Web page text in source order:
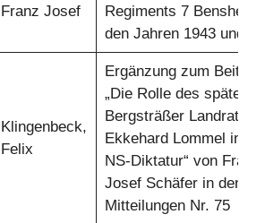
Franz Josef
Regiments 7 Bensheim
den Jahren 1943 und
Klingenbeck,
Felix
Ergänzung zum Beitrag
„Die Rolle des
Bergsträßer Landrats
Ekkehard Lommel in
NS-Diktatur“ von Franz
Josef Schäfer in den
Mitteilungen Nr. 75